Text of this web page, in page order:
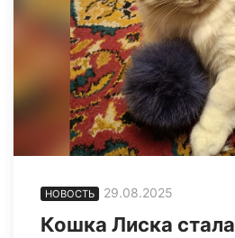
НОВОСТЬ 29.08.2025
Кошка Лиска стала